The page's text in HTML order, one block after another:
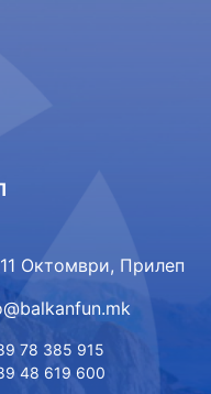
Октомври, Прилеп
78 385 915
48 619 600